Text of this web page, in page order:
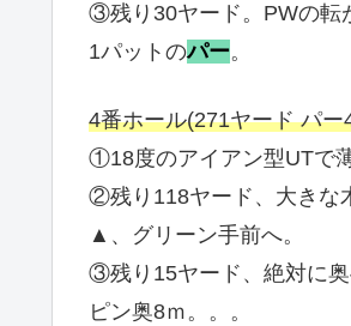
③残り30ヤード。PWの転
1パットのパー。
4番ホール(271ヤードパー
①18度のアイアン型UTで
②残り118ヤード、大きな
▲、グリーン手前へ。
③残り15ヤード、絶対に
ピン奥8ｍ。。。